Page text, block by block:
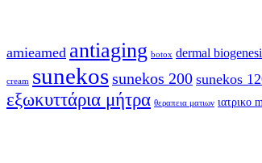
amieamed antiaging botox dermal
cream sunekossunekos 200 sunekos
εξωκυττάρια μήτρα θεραπεια ματιων ιατρικο